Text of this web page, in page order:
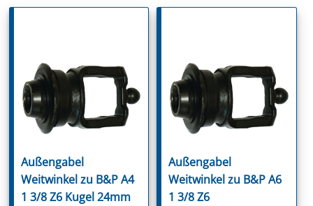
Außengabel
Weitwinkel zu B&P A4
1 3/8 Z6 Kugel 24mm
Außengabel
Weitwinkel zu B&P A6
1 3/8 Z6